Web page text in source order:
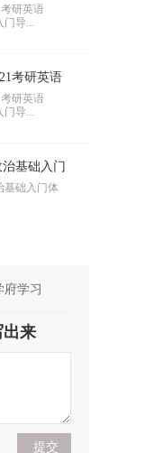
门导学
研英语
门导...
考研英语
门导学
研英语
门导...
基础入门
基础入门体
考研英语
门导学
研英语
门导...
入门导学
考研英语
门导...
府学习
出来